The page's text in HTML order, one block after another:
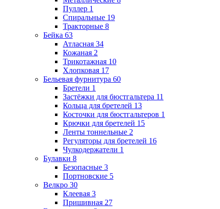
Пуллер 1
Спиральные 19
Тракторные 8
Бейка 63
Атласная 34
Кожаная 2
Трикотажная 10
Хлопковая 17
Бельевая фурнитура 60
Бретели 1
Застёжки для бюстгальтера 11
Кольца для бретелей 13
Косточки для бюстгальтеров 1
Крючки для бретелей 15
Ленты тоннельные 2
Регуляторы для бретелей 16
Чулкодержатели 1
Булавки 8
Безопасные 3
Портновские 5
Велкро 30
Клеевая 3
Пришивная 27